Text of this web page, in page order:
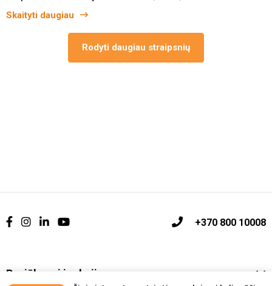
Skaityti daugiau
Rodyti daugiau straipsnių
+370 800 10008
Pasiūlymai ir akcijos